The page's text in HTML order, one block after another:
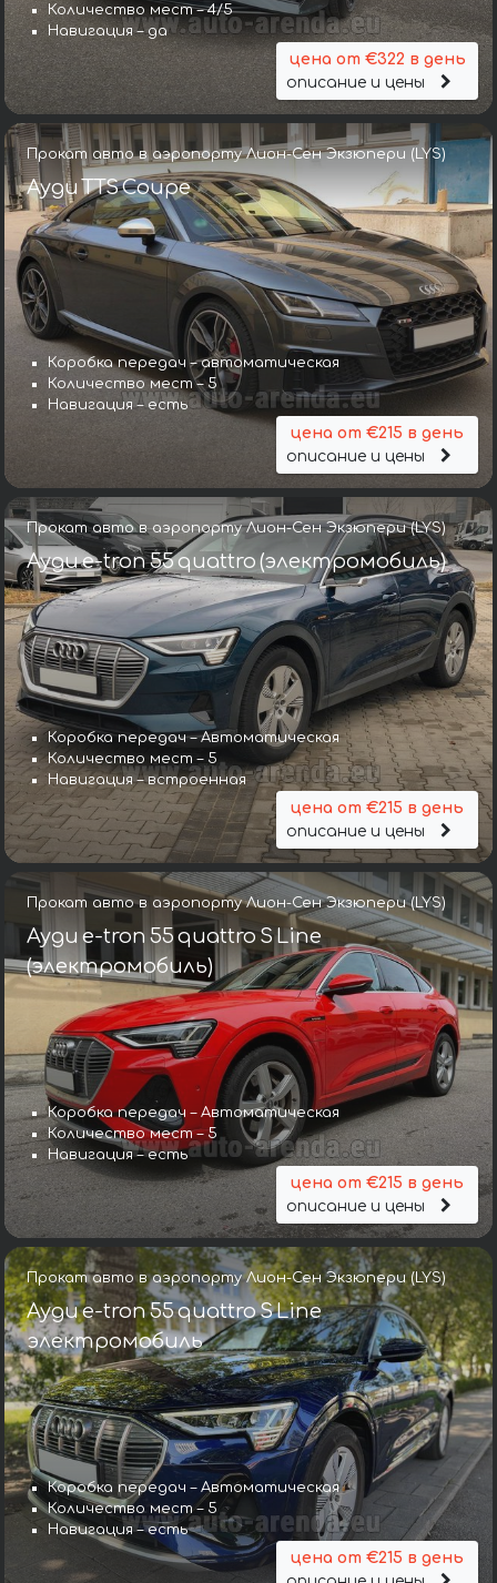
Количество мест – 4/5
Навигация – да
цена от €322 в день
описание и цены
Прокат авто в аэропорту Лион-Сен Экзюпери (LYS)
Ауди TTS Coupe
Коробка передач – автоматическая
Количество мест – 5
Навигация – есть
цена от €215 в день
описание и цены
Прокат авто в аэропорту Лион-Сен Экзюпери (LYS)
Ауди e-tron 55 quattro (электромобиль)
Коробка передач – Автоматическая
Количество мест – 5
Навигация – встроенная
цена от €215 в день
описание и цены
Прокат авто в аэропорту Лион-Сен Экзюпери (LYS)
Ауди e-tron 55 quattro S Line
(электромобиль)
Коробка передач – Автоматическая
Количество мест – 5
Навигация – есть
цена от €215 в день
описание и цены
Прокат авто в аэропорту Лион-Сен Экзюпери (LYS)
Ауди e-tron 55 quattro S Line
электромобиль
Коробка передач – Автоматическая
Количество мест – 5
Навигация – есть
цена от €215 в день